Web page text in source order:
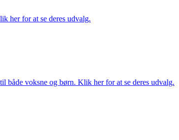
her for at se deres udvalg.
både voksne og børn. Klik her for at se deres udvalg.